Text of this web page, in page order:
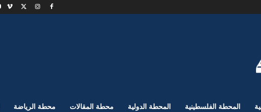
المحطة الفلسطينية المحطة الدولية محطة المقالات محطة الرياضة